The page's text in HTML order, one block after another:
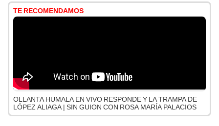
TE RECOMENDAMOS
OLLANTA HUMALA EN VIVO RESPONDE Y LA TRAMPA DE
LÓPEZ ALIAGA | SIN GUION CON ROSA MARÍA PALACIOS